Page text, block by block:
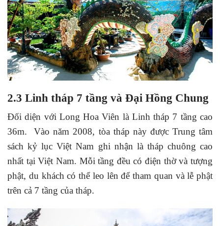
2.3 Linh tháp 7 tầng và Đại Hồng Chung
Đối diện với Long Hoa Viên là Linh tháp 7 tầng cao
36m. Vào năm 2008, tòa tháp này được Trung tâm
sách kỷ lục Việt Nam ghi nhận là tháp chuông cao
nhất tại Việt Nam. Mỗi tầng đều có điện thờ và tượng
phật, du khách có thể leo lên để tham quan và lễ phật
trên cả 7 tầng của tháp.